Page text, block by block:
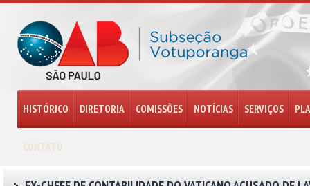
HISTÓRICO DIRETORIA COMISSÕES NOTÍCIAS SERVIÇOS
CONTATO